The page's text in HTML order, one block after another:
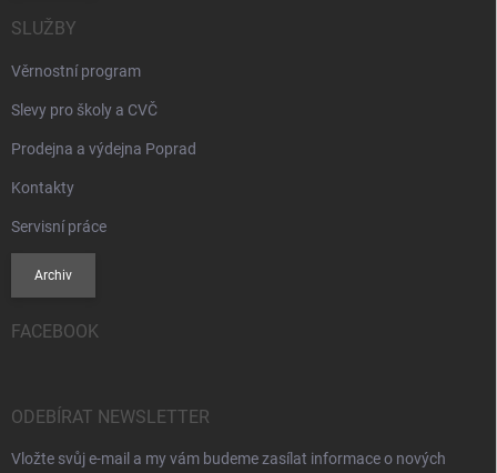
SLUŽBY
Věrnostní program
Slevy pro školy a CVČ
Prodejna a výdejna Poprad
Kontakty
Servisní práce
Archiv
FACEBOOK
ODEBÍRAT NEWSLETTER
Vložte svůj e-mail a my vám budeme zasílat informace o nových